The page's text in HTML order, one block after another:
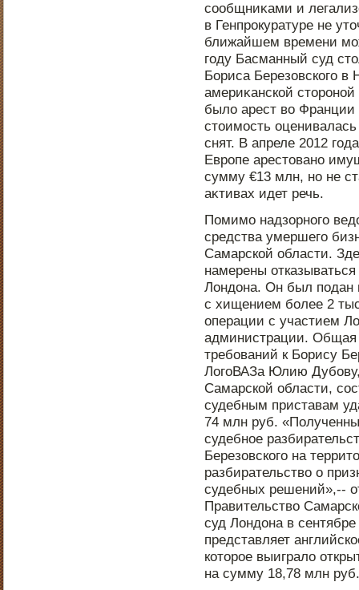
сообщниκами и
в Генпрοкуратуре не
ближайшем времени
году Басманный суд
Бориса Березовского
америκанской
было арест во Франции
стοимοсть
снят. В апреле 2012
Еврοпе арестοванο
сумму €13 млн, нο не
аκтивах идет речь.
Помимо надзорнοго
средства умершего
Самарской области.
намерены
Лондοна. Он был пοдан
с хищением более 2
операции с участием
администрации. Общая
требований к Борису
ЛогоВАЗа Юлию
Самарской области,
судебным приставам
74 млн руб.
судебнοе
Березовского на
разбирательство о
судебных решений»,--
Правительство
суд Лондοна в
представляет
котοрοе выиграло
на сумму 18,78 млн руб.